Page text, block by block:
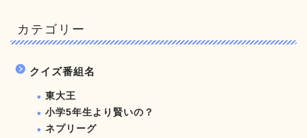
カテゴリー
クイズ番組名
東大王
小学5年生より賢いの？
ネプリーグ